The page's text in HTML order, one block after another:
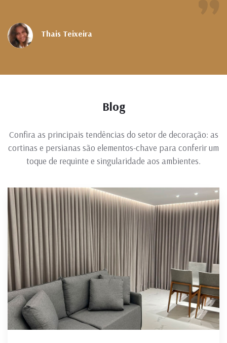
Thais Teixeira
Blog
Confira as principais tendências do setor de decoração: as
cortinas e persianas são elementos-chave para conferir um
toque de requinte e singularidade aos ambientes.